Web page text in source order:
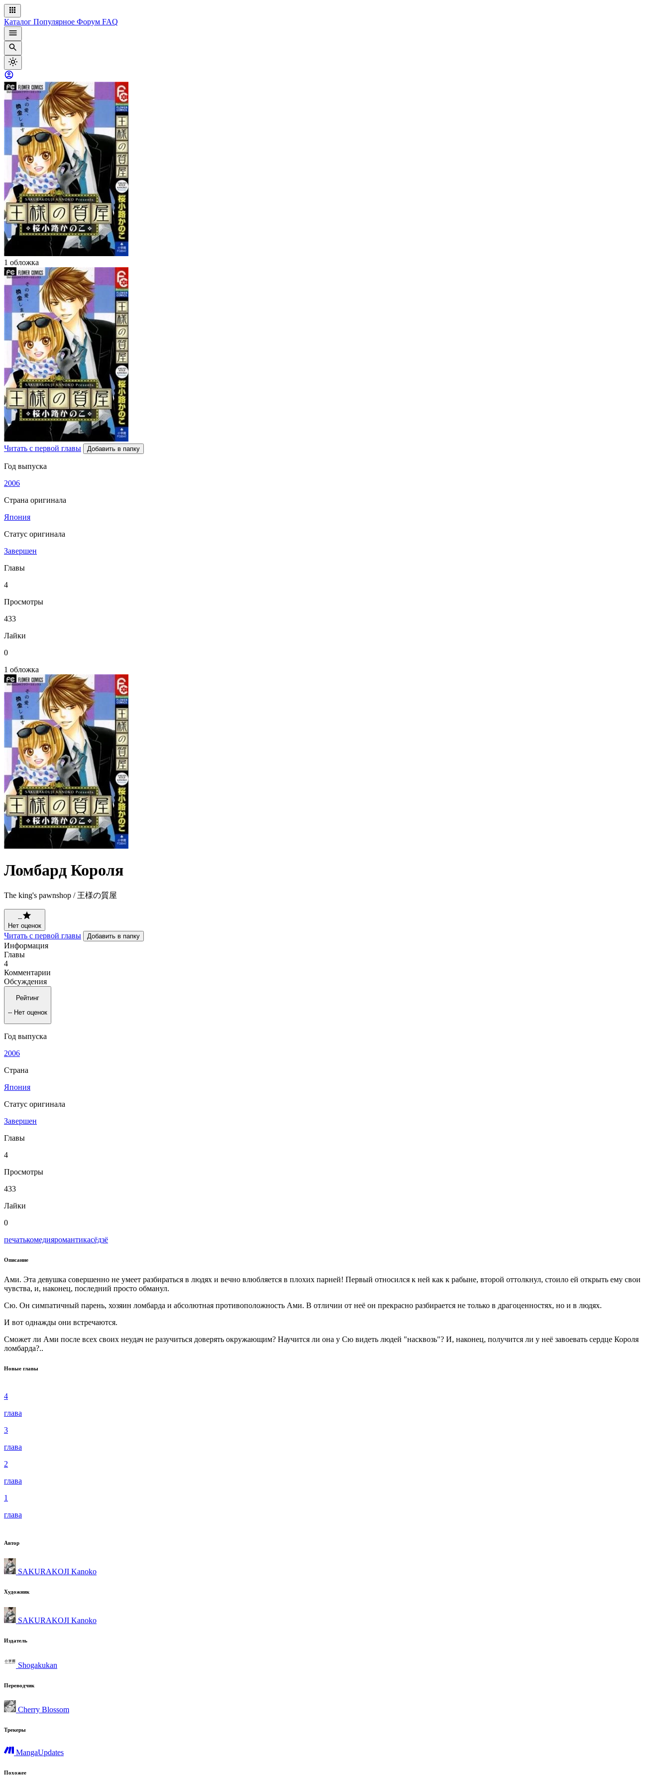
Каталог Популярное Форум FAQ
1 обложка
Читать с первой главы Добавить в папку
Год выпуска
2006
Страна оригинала
Япония
Статус оригинала
Завершен
Главы
4
Просмотры
433
Лайки
0
1 обложка
Ломбард Короля
The king's pawnshop / 王様の質屋
--
Нет оценок
Читать с первой главы Добавить в папку
Информация
Главы
4
Комментарии
Обсуждения
Рейтинг
-- Нет оценок
Год выпуска
2006
Страна
Япония
Статус оригинала
Завершен
Главы
4
Просмотры
433
Лайки
0
печатькомедияромантикасёдзё
Описание
Ами. Эта девушка совершенно не умеет разбираться в людях и вечно влюбляется в плохих парней! Первый относился к ней как к рабыне, второй оттолкнул, стоило ей открыть ему свои
чувства, и, наконец, последний просто обманул.
Сю. Он симпатичный парень, хозяин ломбарда и абсолютная противоположность Ами. В отличии от неё он прекрасно разбирается не только в драгоценностях, но и в людях.
И вот однажды они встречаются.
Сможет ли Ами после всех своих неудач не разучиться доверять окружающим? Научится ли она у Сю видеть людей "насквозь"? И, наконец, получится ли у неё завоевать сердце Короля
ломбарда?..
Новые главы
4
глава
3
глава
2
глава
1
глава
Автор
SAKURAKOJI Kanoko
Художник
SAKURAKOJI Kanoko
Издатель
Shogakukan
Переводчик
Cherry Blossom
Трекеры
MangaUpdates
Похожее